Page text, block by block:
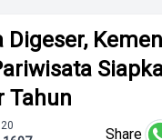
Digeser,
Tahun
Share